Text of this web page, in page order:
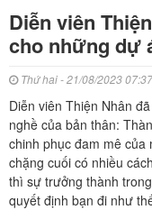
Diễn viên
cho những dự
Thứ hai - 21/08/2023 07:37
Diễn viên Thiện Nhân
nghề của bản thân:
chinh phục đam mê
chặng cuối có nhiều
thì sự trưởng thành
quyết định bạn đi như